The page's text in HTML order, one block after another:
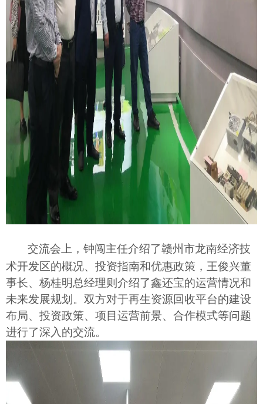
交流会上 ， 钟闯主任介绍了赣州市龙南经济技
术开发区的概况、投资指南和优惠政策，王俊兴董
事长、杨桂明总经理则介绍了鑫还宝的运营情况和
未来发展规划。双方对于再生资源回收平台的建设
布局、投资政策、项目运营前景、合作模式等问题
进行了深入的交流。